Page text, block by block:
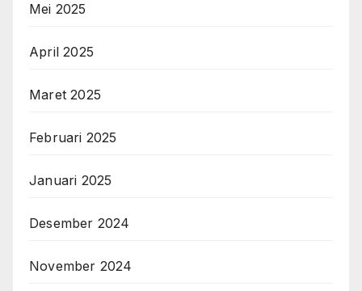
Mei 2025
April 2025
Maret 2025
Februari 2025
Januari 2025
Desember 2024
November 2024